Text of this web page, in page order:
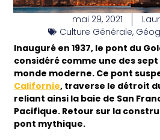
mai 29, 2021
Culture Générale,
Inauguré en 1937, le pont du
considéré comme une des
monde moderne. Ce pont
Californie, traverse le détroit
reliant ainsi la baie de San
Pacifique. Retour sur la
pont mythique.